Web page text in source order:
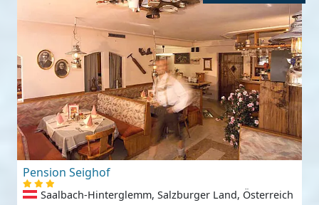
Pension Seighof
Saalbach-Hinterglemm, Salzburger Land, Österreich